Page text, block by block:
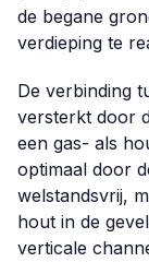
de begane
verdieping te
De verbinding
versterkt door
een gas- als
optimaal door
welstandsvrij,
hout in de
verticale